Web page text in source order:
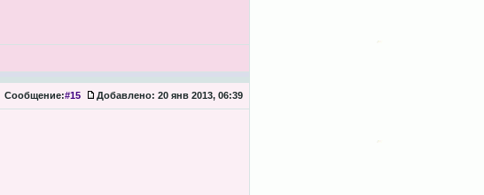
Сообщение:#15 Добавлено: 20 янв 2013, 06:39